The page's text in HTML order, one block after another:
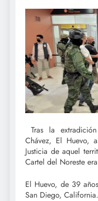
Tras la
Chávez, El Huevo,
Justicia de aquel
Cartel del Noreste
El Huevo, de 39
San Diego, California.